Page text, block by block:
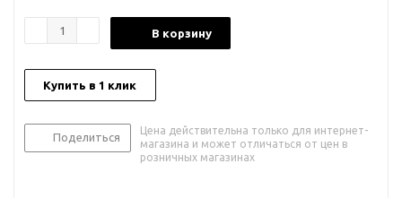
В корзину
Купить в 1 клик
Поделиться
Цена действительна только для интернет-
магазина и может отличаться от цен в
розничных магазинах